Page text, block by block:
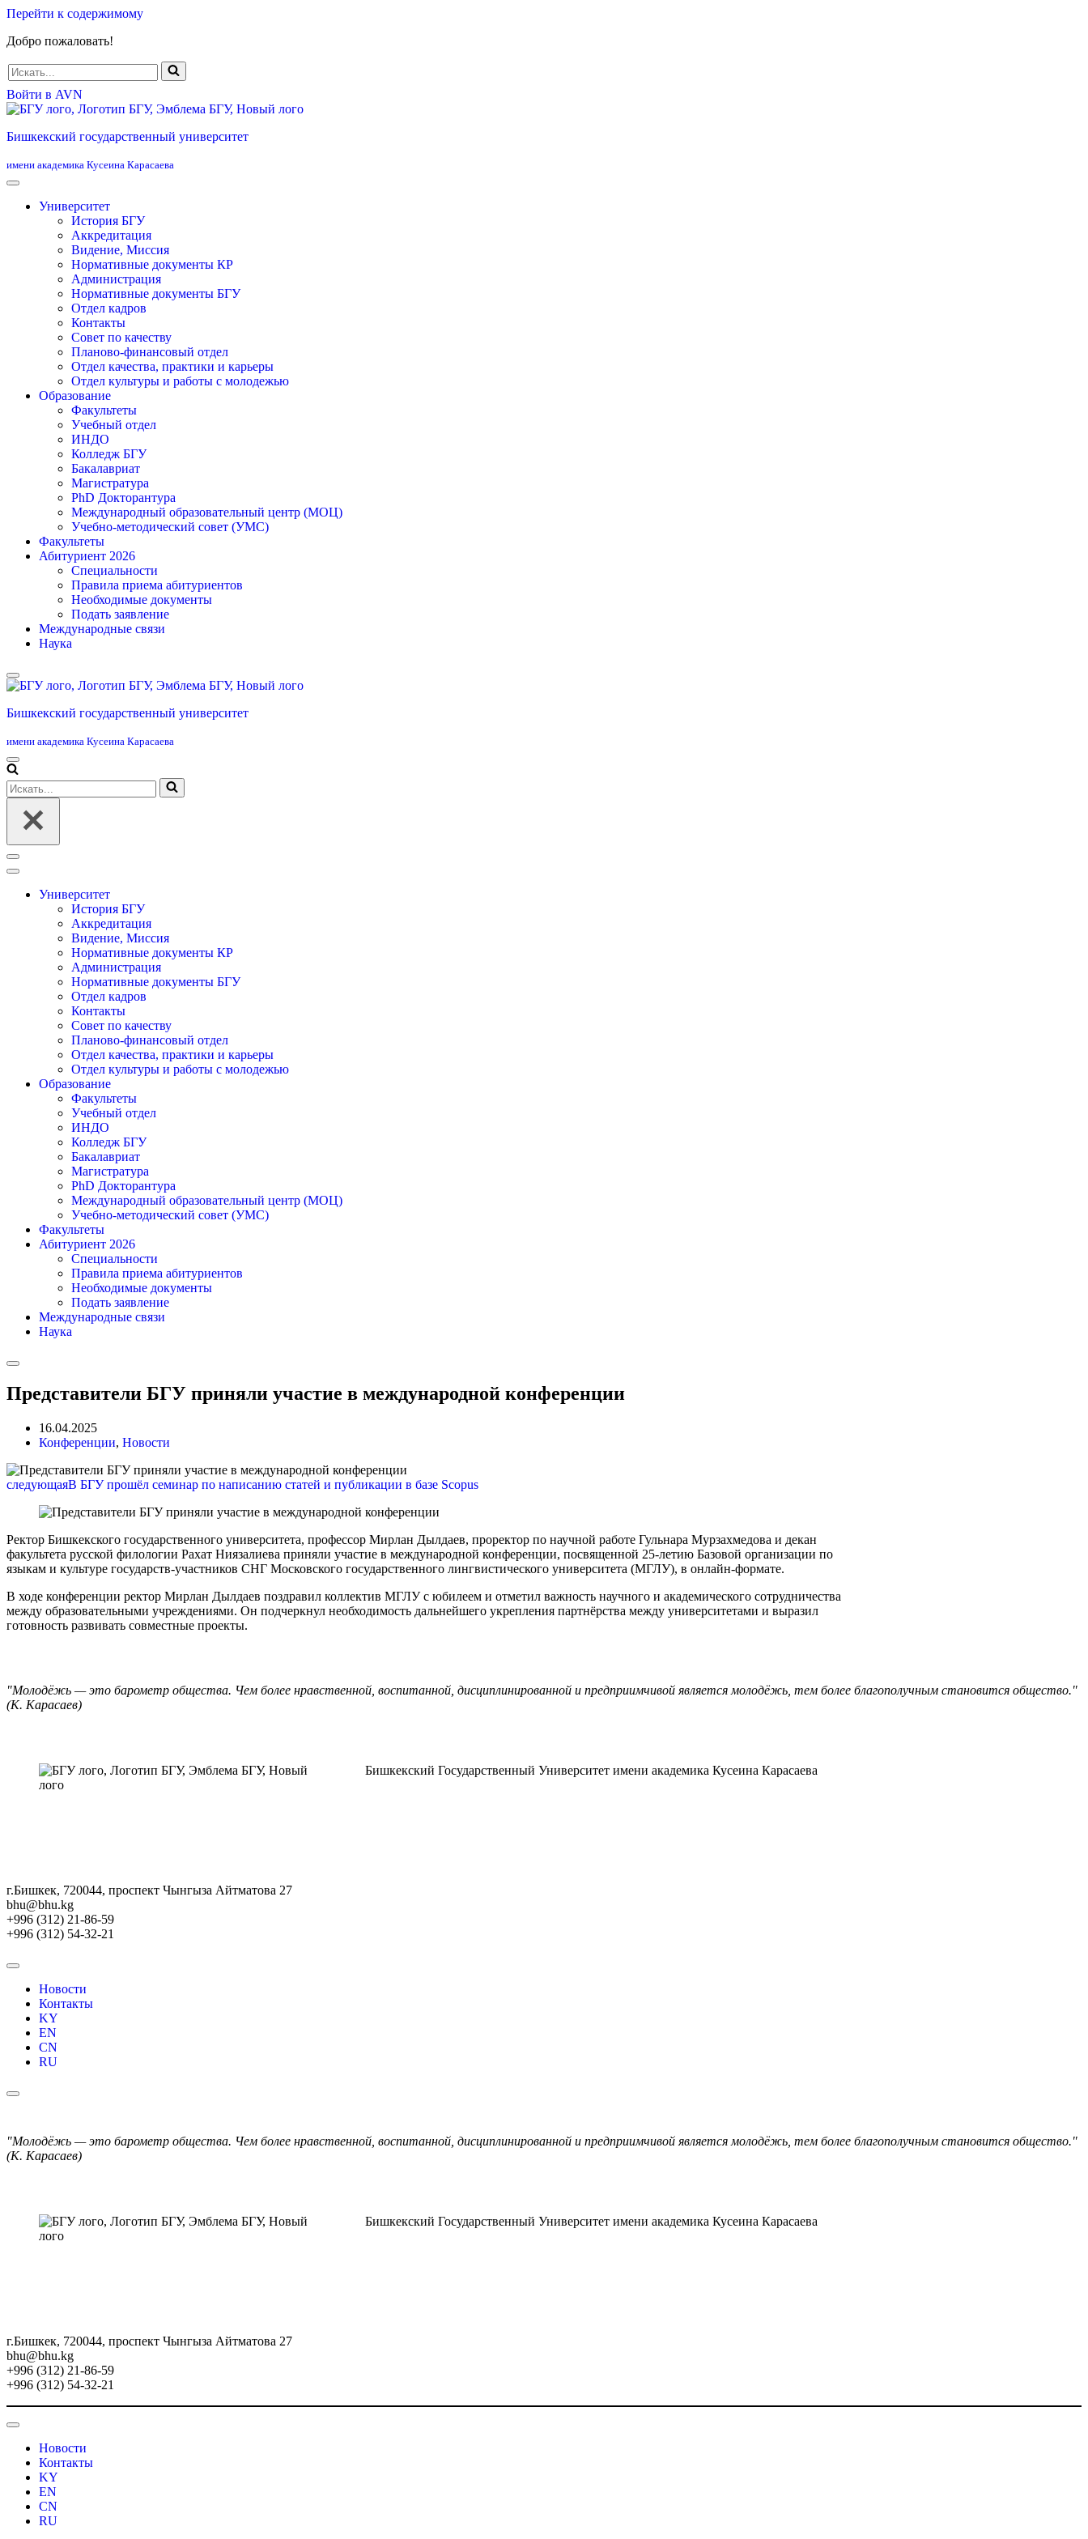
Перейти к содержимому
Добро пожаловать!
Искать...
Войти в AVN
Бишкекский государственный университет
имени академика Кусеина Карасаева
Университет
История БГУ
Аккредитация
Видение, Миссия
Нормативные документы КР
Администрация
Нормативные документы БГУ
Отдел кадров
Контакты
Совет по качеству
Планово-финансовый отдел
Отдел качества, практики и карьеры
Отдел культуры и работы с молодежью
Образование
Факультеты
Учебный отдел
ИНДО
Колледж БГУ
Бакалавриат
Магистратура
PhD Докторантура
Международный образовательный центр (МОЦ)
Учебно-методический совет (УМС)
Факультеты
Абитуриент 2026
Специальности
Правила приема абитуриентов
Необходимые документы
Подать заявление
Международные связи
Наука
Бишкекский государственный университет
имени академика Кусеина Карасаева
Меню
навигации
Искать...
Меню
навигации
Университет
История БГУ
Аккредитация
Видение, Миссия
Нормативные документы КР
Администрация
Нормативные документы БГУ
Отдел кадров
Контакты
Совет по качеству
Планово-финансовый отдел
Отдел качества, практики и карьеры
Отдел культуры и работы с молодежью
Образование
Факультеты
Учебный отдел
ИНДО
Колледж БГУ
Бакалавриат
Магистратура
PhD Докторантура
Международный образовательный центр (МОЦ)
Учебно-методический совет (УМС)
Факультеты
Абитуриент 2026
Специальности
Правила приема абитуриентов
Необходимые документы
Подать заявление
Международные связи
Наука
Представители БГУ приняли участие в международной конференции
16.04.2025
Конференции, Новости
следующаяВ БГУ прошёл семинар по написанию статей и публикации в базе Scopus
Ректор Бишкекского государственного университета, профессор Мирлан Дылдаев, проректор по научной работе Гульнара Мурзахмедова и декан
факультета русской филологии Рахат Ниязалиева приняли участие в международной конференции, посвященной 25-летию Базовой организации по
языкам и культуре государств-участников СНГ Московского государственного лингвистического университета (МГЛУ), в онлайн-формате.
В ходе конференции ректор Мирлан Дылдаев поздравил коллектив МГЛУ с юбилеем и отметил важность научного и академического сотрудничества
между образовательными учреждениями. Он подчеркнул необходимость дальнейшего укрепления партнёрства между университетами и выразил
готовность развивать совместные проекты.
"Молодёжь — это барометр общества. Чем более нравственной, воспитанной, дисциплинированной и предприимчивой является молодёжь, тем более благополучным становится общество."
(К. Карасаев)
Бишкекский Государственный Университет имени академика Кусеина Карасаева
г.Бишкек, 720044, проспект Чынгыза Айтматова 27
bhu@bhu.kg
+996 (312) 21-86-59
+996 (312) 54-32-21
Новости
Контакты
KY
EN
CN
RU
"Молодёжь — это барометр общества. Чем более нравственной, воспитанной, дисциплинированной и предприимчивой является молодёжь, тем более благополучным становится общество."
(К. Карасаев)
Бишкекский Государственный Университет имени академика Кусеина Карасаева
г.Бишкек, 720044, проспект Чынгыза Айтматова 27
bhu@bhu.kg
+996 (312) 21-86-59
+996 (312) 54-32-21
Новости
Контакты
KY
EN
CN
RU